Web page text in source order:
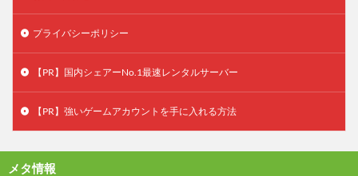
プライバシーポリシー
【PR】国内シェアーNo.1最速レンタルサーバー
【PR】強いゲームアカウントを手に入れる方法
メタ情報